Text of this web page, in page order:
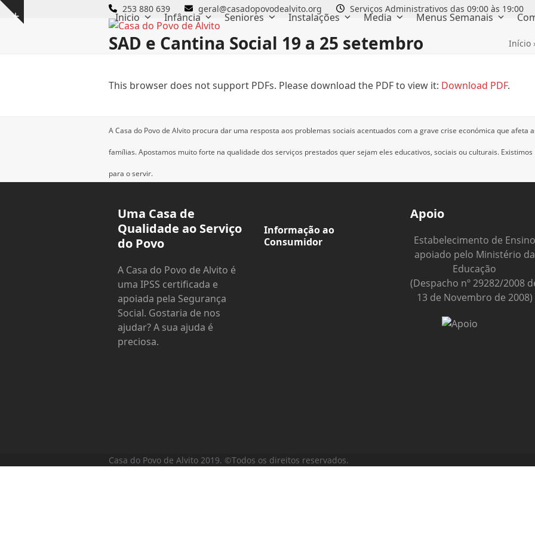
Skip
Show
253 880 639 geral@casadopovodealvito.org Serviços Administrativos das 09:00 às 19:00
Inicio Infância Seniores Instalações Media Menus Semanais
SAD e Cantina Social 19 a 25 setembro Início
This browser does not support PDFs. Please download the PDF to view it: Download PDF.
A Casa do Povo de Alvito procura dar uma resposta aos problemas sociais acentuados com a grave crise económica que afeta
famílias.Apostamos muito forte na qualidade dos serviços prestados quer sejam eles educativos, sociais ou culturais. Existimos
para o servir.
Uma Casa de
Qualidade ao Serviço
do Povo
A Casa do Povo de Alvito é
uma IPSS certificada e
apoiada pela Segurança
Social. Gostaria de nos
ajudar? A sua ajuda é
preciosa.
Informação ao
Consumidor
Apoio
Estabelecimento de Ensino
apoiado pelo Ministério da
Educação
(Despacho nº 29282/2008
13 de Novembro de 2008)
Casa do Povo de Alvito 2019. ©Todos os direitos reservados.